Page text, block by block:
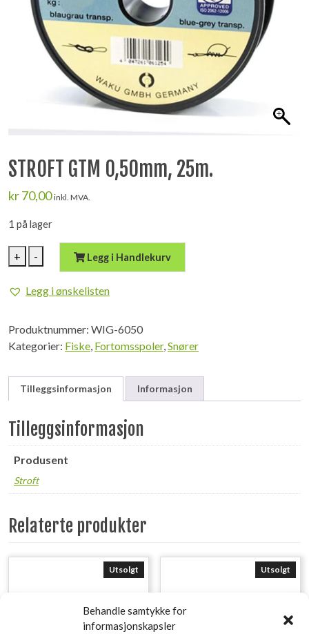
Behandle samtykke for
informasjonskapsler
STROFT GTM 0,50mm, 25m.
kr70,00 inkl. MVA.
1 på lager
+
STROFT
GTM
25m.
- Legg i Handlekurv
Legg i ønskelisten
Produktnummer: WIG-6050
Kategorier: Fiske, Fortomsspoler,Snører
Tilleggsinformasjon Informasjon
Tilleggsinformasjon
Produsent
Stroft
Relaterte produkter
Utsolgt Utsolgt